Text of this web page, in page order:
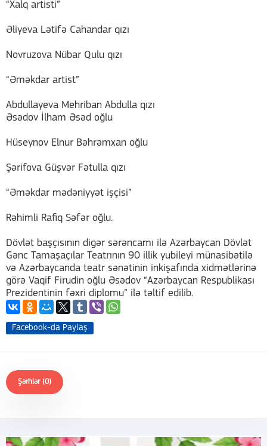
“Xalq artisti”
Əliyeva Lətifə Cahandar qızı
Novruzova Nübar Qulu qızı
“Əməkdar artist”
Abdullayeva Mehriban Abdulla qızı
Əsədov İlham Əsəd oğlu
Hüseynov Elnur Bəhrəmxan oğlu
Şərifova Güşvər Fətulla qızı
“Əməkdar mədəniyyət işçisi”
Rəhimli Rafiq Səfər oğlu.
Dövlət başçısının digər sərəncamı ilə Azərbaycan Dövlət
Gənc Tamaşaçılar Teatrının 90 illik yubileyi münasibətilə
və Azərbaycanda teatr sənətinin inkişafında xidmətlərinə
görə Vaqif Firudin oğlu Əsədov “Azərbaycan Respublikası
Prezidentinin fəxri diplomu” ilə təltif edilib.
Facebook-da Paylaş
Şərhlər (0)